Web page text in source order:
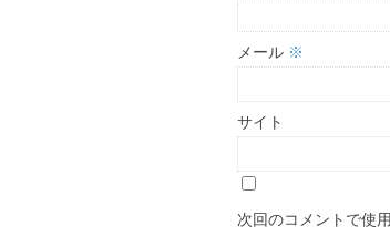
メール ※
サイト
次回のコメントで使